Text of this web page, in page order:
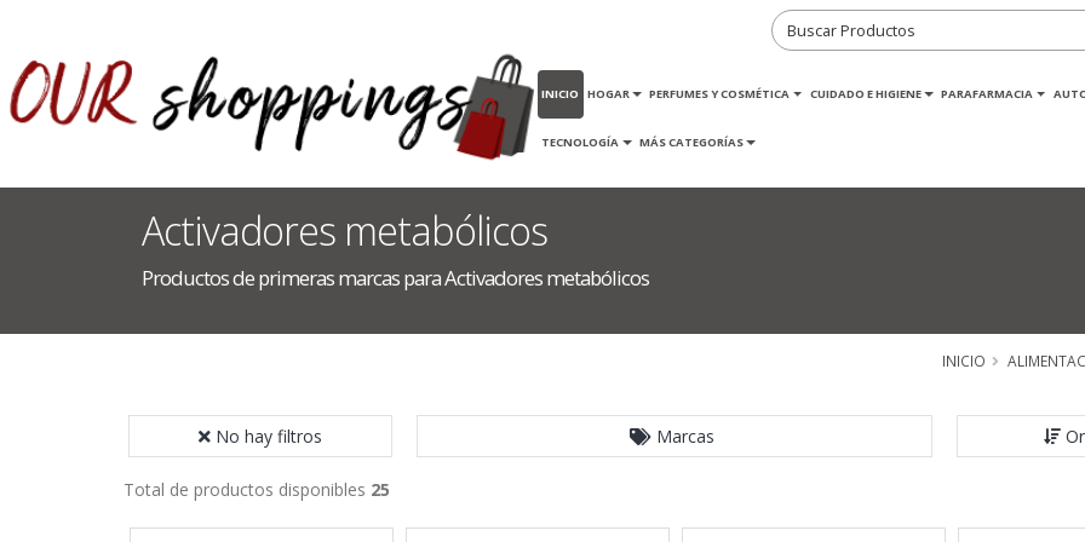
INICIO HOGAR PERFUMES Y COSMÉTICA CUIDADO E HIGIENE PARAFARMACIA
TECNOLOGÍA MÁS CATEGORÍAS
Activadores metabólicos
Productos de primeras marcas para Activadores metabólicos
INICIO
No hay filtros Marcas
Total de productos disponibles 25